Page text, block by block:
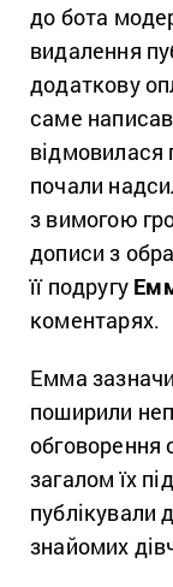
до бота
видалення
додаткову
саме
відмовилася
почали
з вимогою
дописи з
її подругу
коментарях.
Емма
поширили
обговорення
загалом їх
публікували
знайомих